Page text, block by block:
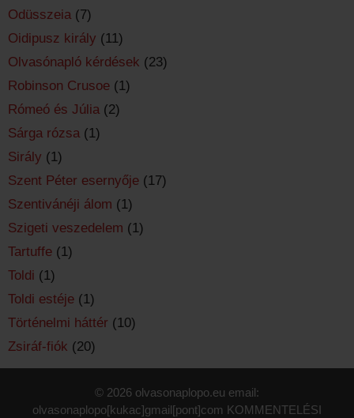
Odüsszeia (7)
Oidipusz király (11)
Olvasónapló kérdések (23)
Robinson Crusoe (1)
Rómeó és Júlia (2)
Sárga rózsa (1)
Sirály (1)
Szent Péter esernyője (17)
Szentivánéji álom (1)
Szigeti veszedelem (1)
Tartuffe (1)
Toldi (1)
Toldi estéje (1)
Történelmi háttér (10)
Zsiráf-fiók (20)
© 2026 olvasonaplopo.eu email:
olvasonaplopo[kukac]gmail[pont]com KOMMENTELÉSI